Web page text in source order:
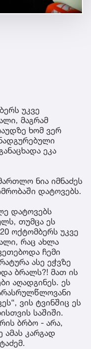
უკვე
მაგრამ
ხომ ვერ
ეკა
ნია იმნაძეს
დატოვებს.
დატოვებს
თუმცა ეს
ოქტომბერს უკვე
რაც ახლა
ჩემი
ასე ეჭვზე
ბრალს?! მათ ის
აღადგინეს. ეს
ვის ტვინშიც ეს
საშიში.
ბრბო - არა,
ამას კარგად